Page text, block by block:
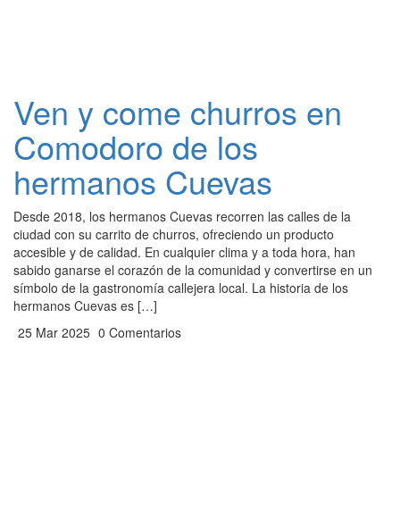
Ven y come churros en
Comodoro de los
hermanos Cuevas
Desde 2018, los hermanos Cuevas recorren las calles de la
ciudad con su carrito de churros, ofreciendo un producto
accesible y de calidad. En cualquier clima y a toda hora, han
sabido ganarse el corazón de la comunidad y convertirse en un
símbolo de la gastronomía callejera local. La historia de los
hermanos Cuevas es […]
25 Mar 2025 0 Comentarios